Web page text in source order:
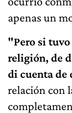
apenas un
"Pero si
religión, de
di cuenta de
relación con